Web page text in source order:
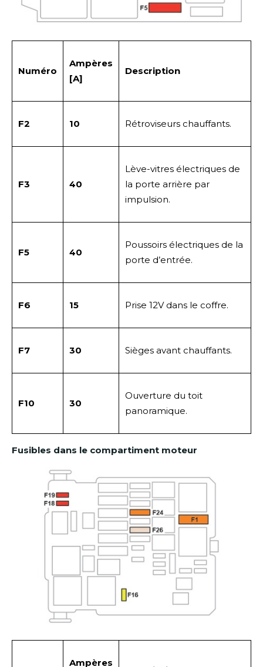
Numéro
Ampères
[A]
Description
F2 10 Rétroviseurs chauffants.
F3 40
Lève-vitres électriques de
la porte arrière par
impulsion.
F5 40
Poussoirs électriques de la
porte d’entrée.
F6 15 Prise 12V dans le coffre.
F7 30 Sièges avant chauffants.
F10 30
Ouverture du toit
panoramique.
Fusibles dans le compartiment moteur
Ampères